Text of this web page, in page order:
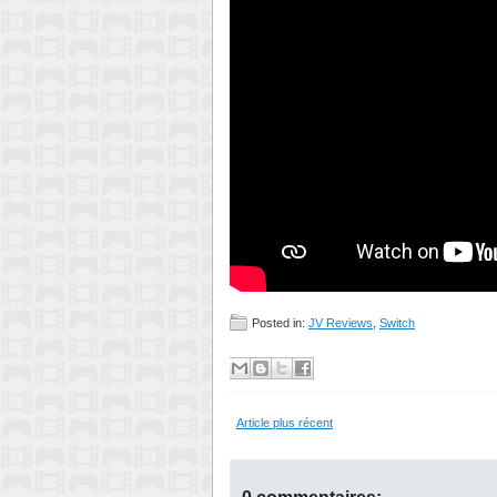
Posted in: JV Reviews Switch
Article plus récent